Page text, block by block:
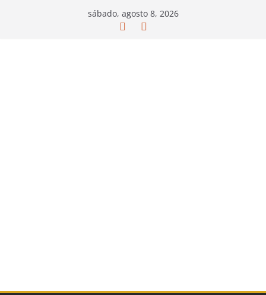
sábado, agosto 8, 2026